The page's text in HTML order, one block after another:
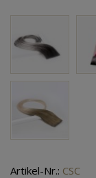
Artikel-Nr.: CSC